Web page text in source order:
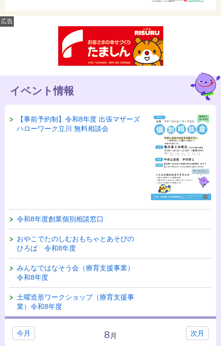
広告
イベント情報
【事前予約制】令和8年度 出張マザーズ
ハローワーク立川 無料相談会
令和8年度創業個別相談窓口
おやこでたのしむおもちゃとあそびの
ひろば 令和8年度
みんなではなそう会（療育支援事業）
令和8年度
土曜造形ワークショップ（療育支援事
業）令和8年度
今月 次月
8 月